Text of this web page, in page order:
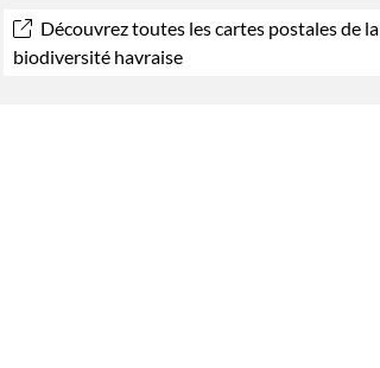
Découvrez toutes les cartes postales de la
biodiversité havraise